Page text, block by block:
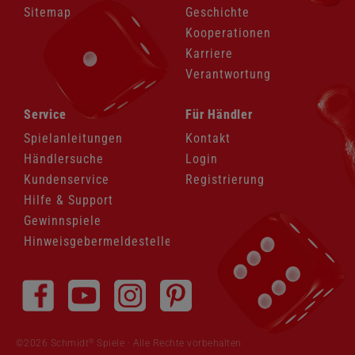
Sitemap
Geschichte
Kooperationen
Karriere
Verantwortung
Navigation
überspringen
Service
Spielanleitungen
Händlersuche
Kundenservice
Hilfe & Support
Gewinnspiele
Hinweisgebermeldestelle
Navigation
überspringen
Für Händler
Kontakt
Login
Registrierung
überspringen
©2026 Schmidt ®
Spiele · Alle Rechte vorbehalten